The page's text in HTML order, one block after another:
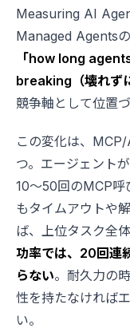
Measuring AI
Managed Agents
「how long
breaking（壊れず
競争軸として位置づ
この変化は、
つ。エージェント
10〜50回のMCP呼
もタイムアウトや
ば、上位タスク全
功率では、20回連
らない。耐久力の
性を持たなければ
い。